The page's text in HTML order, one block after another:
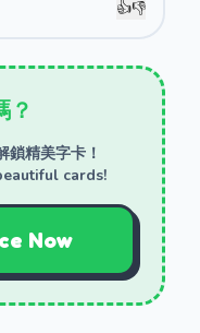
👍👎
？
鎖精美字卡！
cards!
Now